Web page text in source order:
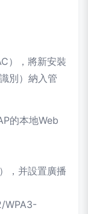
），將新安裝
別）納入管
的本地Web
，并設置廣播
WPA3-